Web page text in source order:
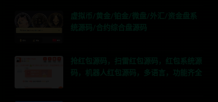
虚拟币/黄金/铂金/微盘/外汇/资金盘系
统源码/合约综合盘源码
抢红包源码，扫雷红包源码，红包系统源
码，机器人红包源码，多语言，功能齐全